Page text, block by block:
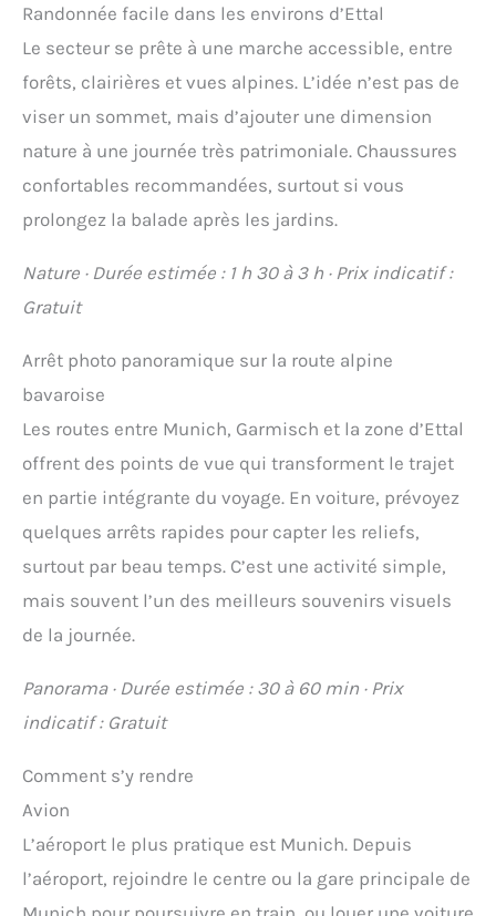
Randonnée facile dans les environs d’Ettal
Le secteur se prête à une marche accessible, entre
forêts, clairières et vues alpines. L’idée n’est pas de
viser un sommet, mais d’ajouter une dimension
nature à une journée très patrimoniale. Chaussures
confortables recommandées, surtout si vous
prolongez la balade après les jardins.
Nature · Durée estimée : 1 h 30 à 3 h · Prix indicatif :
Gratuit
Arrêt photo panoramique sur la route alpine
bavaroise
Les routes entre Munich, Garmisch et la zone d’Ettal
offrent des points de vue qui transforment le trajet
en partie intégrante du voyage. En voiture, prévoyez
quelques arrêts rapides pour capter les reliefs,
surtout par beau temps. C’est une activité simple,
mais souvent l’un des meilleurs souvenirs visuels
de la journée.
Panorama · Durée estimée : 30 à 60 min · Prix
indicatif : Gratuit
Comment s’y rendre
Avion
L’aéroport le plus pratique est Munich. Depuis
l’aéroport, rejoindre le centre ou la gare principale de